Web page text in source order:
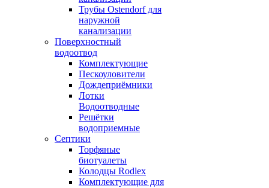
Трубы Ostendorf для
наружной
канализации
Поверхностный
водоотвод
Комплектующие
Пескоуловители
Дождеприёмники
Лотки
Водоотводные
Решётки
водоприемные
Септики
Торфяные
биотуалеты
Колодцы Rodlex
Комплектующие для